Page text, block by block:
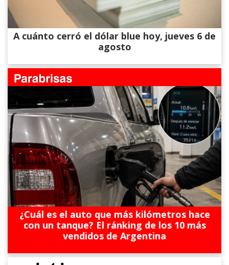
A cuánto cerró el dólar blue hoy, jueves 6 de
agosto
¿Cuál es el auto que más kilómetros hace
con un tanque? El ránking de los 10 más
vendidos de Argentina